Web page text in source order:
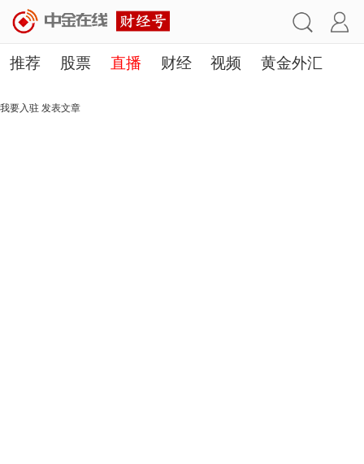
推荐 股票 直播 财经 视频 黄金外汇
理财 行业
我要入驻 发表文章